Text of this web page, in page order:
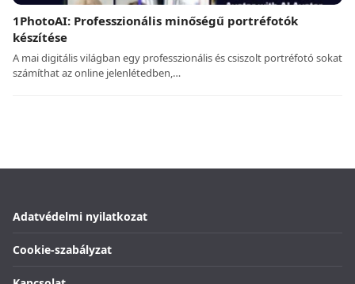
1PhotoAI: Professzionális minőségű portréfotók
készítése
A mai digitális világban egy professzionális és csiszolt portréfotó sokat
számíthat az online jelenlétedben,…
Adatvédelmi nyilatkozat
Cookie-szabályzat